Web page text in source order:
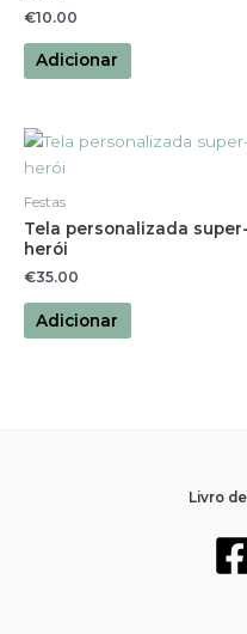
€10.00
Adicionar
Festas
Tela personalizada super-
herói
€35.00
Adicionar
Livro